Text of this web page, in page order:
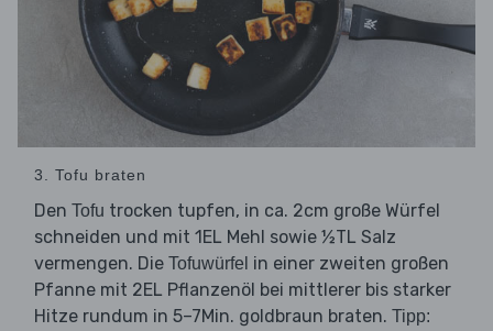
3. Tofu braten
Den Tofu trocken tupfen, in ca. 2cm große Würfel
schneiden und mit 1EL Mehl sowie ½TL Salz
vermengen. Die Tofuwürfel in einer zweiten großen
Pfanne mit 2EL Pflanzenöl bei mittlerer bis starker
Hitze rundum in 5–7Min. goldbraun braten. Tipp: